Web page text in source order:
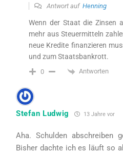
Antwort auf Henning
Wenn der Staat die Zinsen
mehr aus Steuermitteln
neue Kredite finanzieren
und zum Staatsbankrott.
0 Antworten
Stefan Ludwig 13 Jahre vor
Aha. Schulden abschreiben
Bisher dachte ich es läuft so